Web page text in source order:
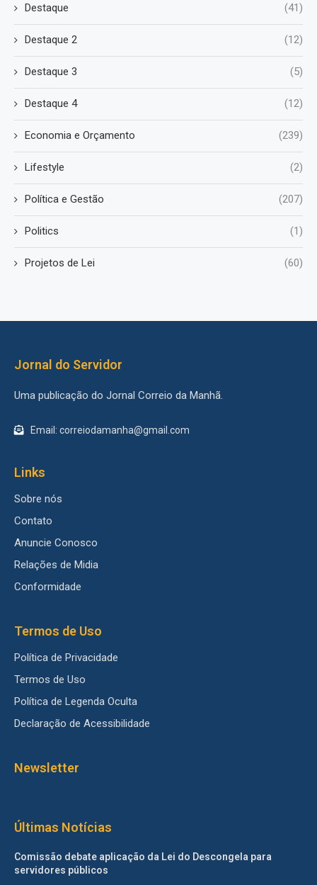
Destaque (41)
Destaque 2 (12)
Destaque 3 (5)
Destaque 4 (12)
Economia e Orçamento (239)
Lifestyle (2)
Política e Gestão (207)
Politics (1)
Projetos de Lei (60)
Jornal do Servidor
Uma publicação do Jornal Correio da Manhã.
Email: correiodamanha@gmail.com
Links
Sobre nós
Contato
Anuncie Conosco
Relações de Midia
Conformidade
Termos de Uso
Política de Privacidade
Termos de Uso
Política de Legenda Oculta
Declaração de Acessibilidade
Newsletter
Últimas Notícias
Comissão debate aplicação da Lei do Descongela para
servidores públicos